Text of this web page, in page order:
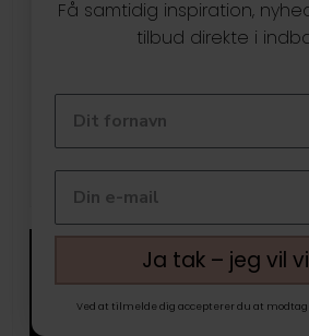
Få samtidig inspiration,
tilbud direkte i
Ja tak – jeg vil
Ved at tilmelde dig accepterer du at